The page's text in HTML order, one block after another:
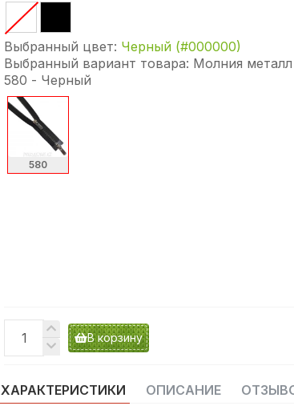
ХАРАКТЕРИСТИКИ ОПИСАНИЕ
Выбранный цвет: Черный (#000000)
Выбранный вариант товара: Молния
580 - Черный
580
В корзину